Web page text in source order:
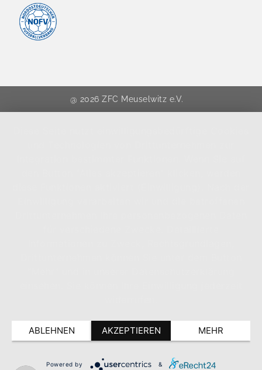
@ 2026 ZFC Meuselwitz e.V.
ABLEHNEN AKZEPTIEREN MEHR
Powered by &